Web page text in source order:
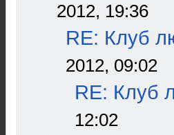
2012, 19:36
RE: Клуб
2012, 09:02
RE: Клуб
12:02